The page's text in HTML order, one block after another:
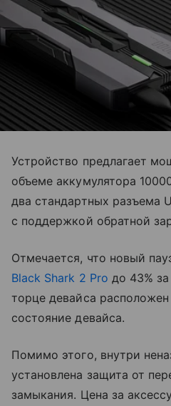
Устройство предлагает
объеме аккумулятора
два стандартных разъема
с поддержкой обратной
Отмечается, что новый
Black Shark 2 Pro до 43%
торце девайса
состояние девайса.
Помимо этого, внутри
установлена защита от
замыкания. Цена за